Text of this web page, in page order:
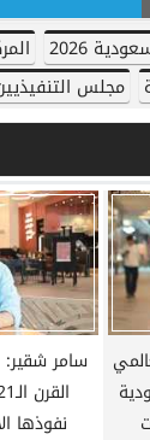
2026
مجلس
سامر
نفوذها